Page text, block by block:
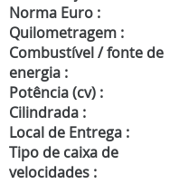
Norma Euro :
Quilometragem :
Combustível / fonte de
energia :
Potência (cv) :
Cilindrada :
Local de Entrega :
Tipo de caixa de
velocidades :